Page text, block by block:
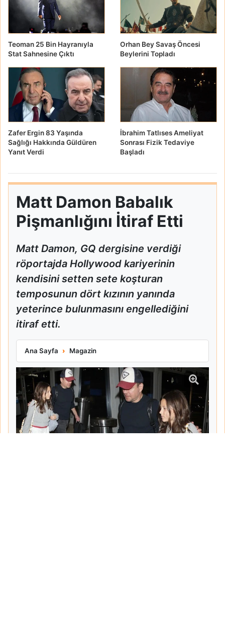
Teoman 25 Bin Hayranıyla
Stat Sahnesine Çıktı
Orhan Bey Savaş Öncesi
Beylerini Topladı
Zafer Ergin 83 Yaşında
Sağlığı Hakkında Güldüren
Yanıt Verdi
İbrahim Tatlıses Ameliyat
Sonrası Fizik Tedaviye
Başladı
Matt Damon Babalık
Pişmanlığını İtiraf Etti
Matt Damon, GQ dergisine verdiği
röportajda Hollywood kariyerinin
kendisini setten sete koşturan
temposunun dört kızının yanında
yeterince bulunmasını engellediğini
itiraf etti.
Ana Sayfa Magazin
Matt Damon Babalık Pişmanlığını İtiraf Etti